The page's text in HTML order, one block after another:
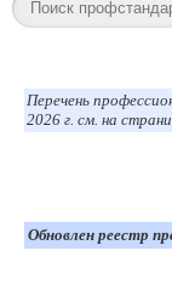
Перечень
2026 г. см. на
Обновлен реестр